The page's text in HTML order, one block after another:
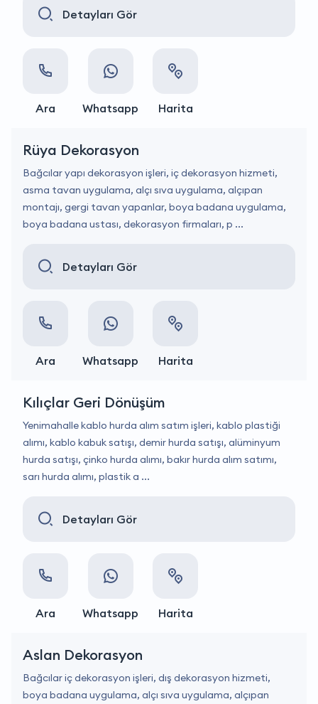
Detayları Gör
Ara Whatsapp Harita
Rüya Dekorasyon
Bağcılar yapı dekorasyon işleri, iç dekorasyon hizmeti,
asma tavan uygulama, alçı sıva uygulama, alçıpan
montajı, gergi tavan yapanlar, boya badana uygulama,
boya badana ustası, dekorasyon firmaları, p ...
Detayları Gör
Ara Whatsapp Harita
Kılıçlar Geri Dönüşüm
Yenimahalle kablo hurda alım satım işleri, kablo plastiği
alımı, kablo kabuk satışı, demir hurda satışı, alüminyum
hurda satışı, çinko hurda alımı, bakır hurda alım satımı,
sarı hurda alımı, plastik a ...
Detayları Gör
Ara Whatsapp Harita
Aslan Dekorasyon
Bağcılar iç dekorasyon işleri, dış dekorasyon hizmeti,
boya badana uygulama, alçı sıva uygulama, alçıpan